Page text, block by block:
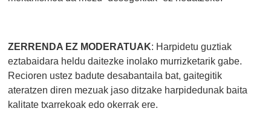
ZERRENDA EZ MODERATUAK: Harpidetu guztiak
eztabaidara heldu daitezke inolako murrizketarik gabe.
Recioren ustez badute desabantaila bat, gaitegitik
ateratzen diren mezuak jaso ditzake harpidedunak baita
kalitate txarrekoak edo okerrak ere.